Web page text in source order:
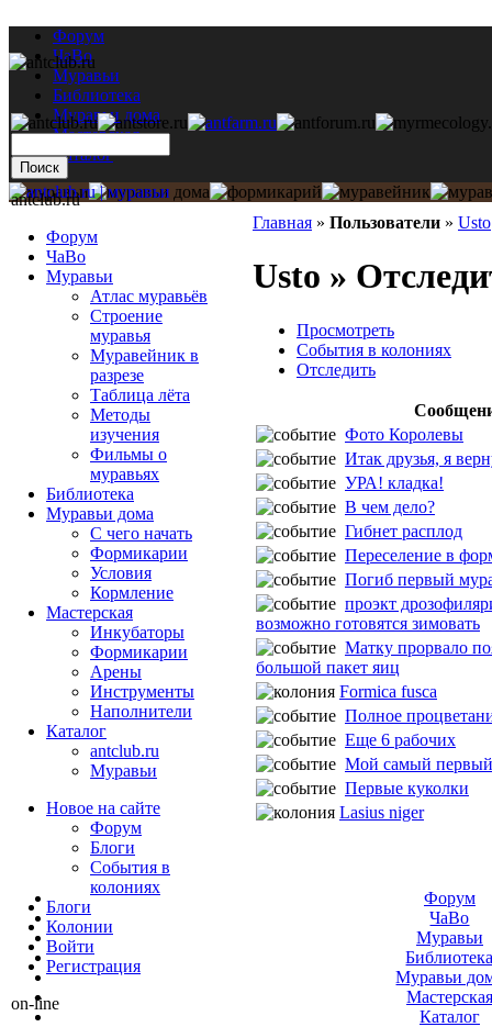
Форум
ЧаВо
Муравьи
Библиотека
Муравьи дома
Мастерская
Каталог
Главная » Пользователи » Usto
Usto »
Просмотреть
События в колониях
Отследить
Фото Королевы
Итак друзья, я
УРА! кладка!
В чем дело?
Гибнет расплод
Переселение в
Погиб первый
проэкт
возможно готовятся зимовать
Матку прорвало
большой пакет яиц
Formica fusca
Полное
Еще 6 рабочих
Мой самый
Первые куколки
Lasius niger
antclub.ru
Форум
ЧаВо
Муравьи
Атлас муравьёв
Строение
муравья
Муравейник в
разрезе
Таблица лёта
Методы
изучения
Фильмы о
муравьях
Библиотека
Муравьи дома
С чего начать
Формикарии
Условия
Кормление
Мастерская
Инкубаторы
Формикарии
Арены
Инструменты
Наполнители
Каталог
antclub.ru
Муравьи
Новое на сайте
Форум
Блоги
События в
колониях
Блоги
Колонии
Войти
Peгиcтpaция
on-line
Форум
ЧаВо
Муравьи
Муравьи
Мастерская
Каталог